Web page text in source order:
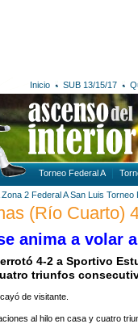
Inicio SUB 13/15/17
Torneo Federal A
Zona 2 Federal A San Luis Torneo
(Río Cuarto)
anima a volar
4-2 a Sportivo
triunfos
al hilo en casa y cuatro